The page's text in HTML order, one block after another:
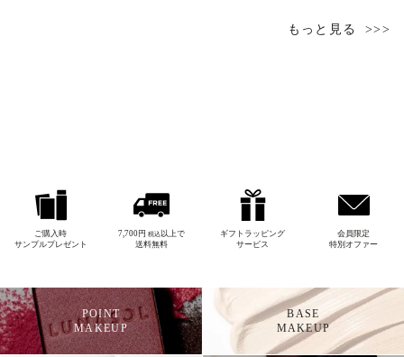
もっと見る
ご購入時
サンプルプレゼント
7,700円 税込 以上で
送料無料
ギフトラッピング
サービス
会員限定
特別オファー
POINT
MAKEUP
BASE
MAKEUP